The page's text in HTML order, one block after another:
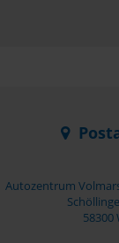
Autozentrum
58300